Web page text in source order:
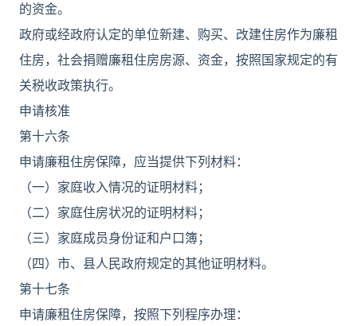
的资金。
政府或经政府认定的单位新建、购买、改建住房作为廉租
住房，社会捐赠廉租住房房源、资金，按照国家规定的有
关税收政策执行。
申请核准
第十六条
申请廉租住房保障，应当提供下列材料：
（一）家庭收入情况的证明材料；
（二）家庭住房状况的证明材料；
（三）家庭成员身份证和户口簿；
（四）市、县人民政府规定的其他证明材料。
第十七条
申请廉租住房保障，按照下列程序办理：